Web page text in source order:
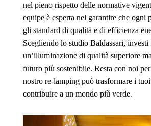
nel pieno rispetto delle normative
equipe è esperta nel garantire che ogni
gli standard di qualità e di efficienza
Scegliendo lo studio Baldassari, investi
un’illuminazione di qualità superiore
futuro più sostenibile. Resta con noi
nostro re-lamping può trasformare i
contribuire a un mondo più verde.